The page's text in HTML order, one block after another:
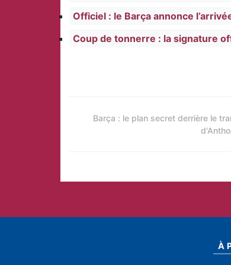
Officiel : le Barça annonce
Coup de tonnerre : la signature
Barça : le plan secret derrière le
À